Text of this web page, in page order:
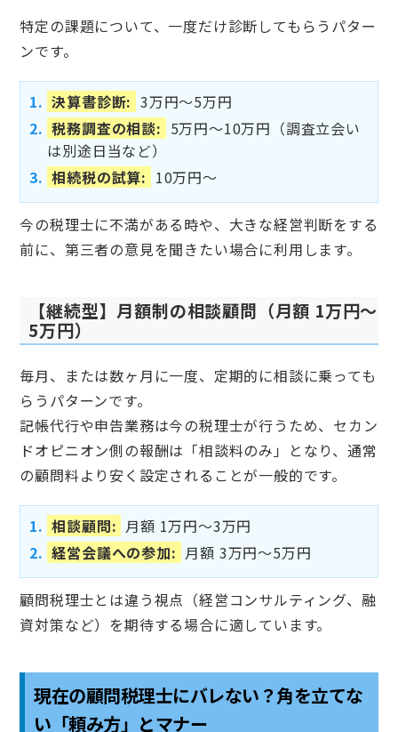
特定の課題について、一度だけ診断してもらうパター
ンです。
決算書診断: 3万円～5万円
税務調査の相談: 5万円～10万円（調査立会い
は別途日当など）
相続税の試算: 10万円～
今の税理士に不満がある時や、大きな経営判断をする
前に、第三者の意見を聞きたい場合に利用します。
【継続型】月額制の相談顧問（月額 1万円～
5万円）
毎月、または数ヶ月に一度、定期的に相談に乗っても
らうパターンです。
記帳代行や申告業務は今の税理士が行うため、セカン
ドオピニオン側の報酬は「相談料のみ」となり、通常
の顧問料より安く設定されることが一般的です。
相談顧問: 月額 1万円～3万円
経営会議への参加: 月額 3万円～5万円
顧問税理士とは違う視点（経営コンサルティング、融
資対策など）を期待する場合に適しています。
現在の顧問税理士にバレない？角を立てな
い「頼み方」とマナー